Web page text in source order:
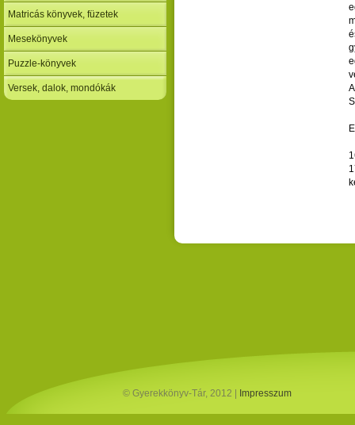
Matricás könyvek, füzetek
Mesekönyvek
Puzzle-könyvek
Versek, dalok, mondókák
© Gyerekkönyv-Tár, 2012 | Impresszum